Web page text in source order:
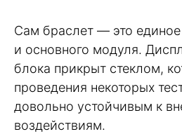
Сам браслет — это
и основного модуля.
блока прикрыт стеклом,
проведения некоторых
довольно устойчивым к
воздействиям.